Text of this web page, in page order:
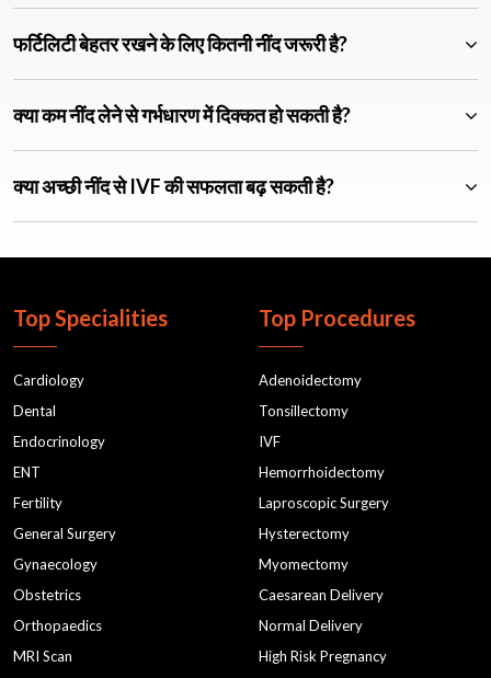
फर्टिलिटी बेहतर रखने के लिए कितनी नींद जरूरी है?
क्या कम नींद लेने से गर्भधारण में दिक्कत हो सकती है?
क्या अच्छी नींद से IVF की सफलता बढ़ सकती है?
Top Specialities
Cardiology
Dental
Endocrinology
ENT
Fertility
General Surgery
Gynaecology
Obstetrics
Orthopaedics
MRI Scan
Top Procedures
Adenoidectomy
Tonsillectomy
IVF
Hemorrhoidectomy
Laproscopic Surgery
Hysterectomy
Myomectomy
Caesarean Delivery
Normal Delivery
High Risk Pregnancy